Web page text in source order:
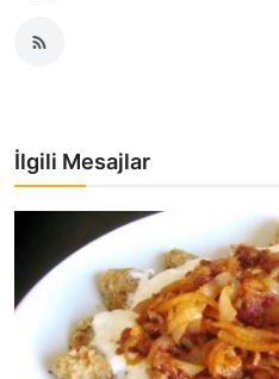
İlgili Mesajlar